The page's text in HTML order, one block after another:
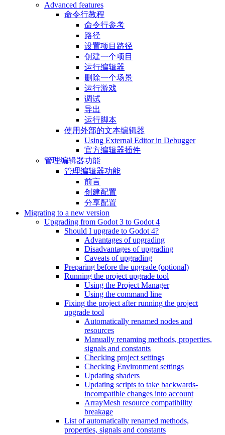
Advanced features
命令行教程
命令行参考
路径
设置项目路径
创建一个项目
运行编辑器
删除一个场景
运行游戏
调试
导出
运行脚本
使用外部的文本编辑器
Using External Editor in Debugger
官方编辑器插件
管理编辑器功能
管理编辑器功能
前言
创建配置
分享配置
Migrating to a new version
Upgrading from Godot 3 to Godot 4
Should I upgrade to Godot 4?
Advantages of upgrading
Disadvantages of upgrading
Caveats of upgrading
Preparing before the upgrade (optional)
Running the project upgrade tool
Using the Project Manager
Using the command line
Fixing the project after running the project
upgrade tool
Automatically renamed nodes and
resources
Manually renaming methods, properties,
signals and constants
Checking project settings
Checking Environment settings
Updating shaders
Updating scripts to take backwards-
incompatible changes into account
ArrayMesh resource compatibility
breakage
List of automatically renamed methods,
properties, signals and constants